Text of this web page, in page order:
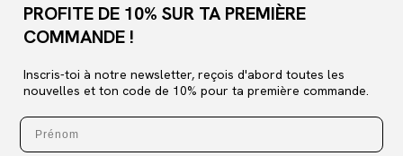
PROFITE DE 10% SUR TA PREMIÈRE
COMMANDE !
Inscris-toi à notre newsletter, reçois d'abord toutes les
nouvelles et ton code de 10% pour ta première commande.
Prénom